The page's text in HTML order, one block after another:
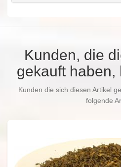
Kunden, die
gekauft haben,
Kunden die sich diesen Artikel
folgende